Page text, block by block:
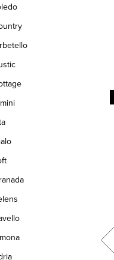
stůl z masivního
dřeva Lucca